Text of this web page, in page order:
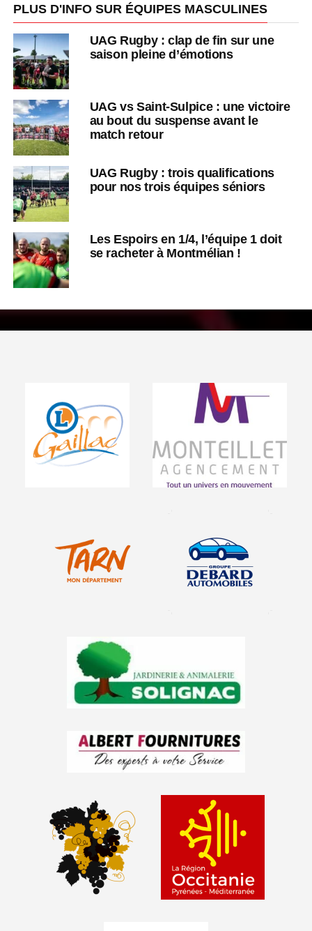
PLUS D'INFO SUR ÉQUIPES MASCULINES
UAG Rugby : clap de fin sur une
saison pleine d’émotions
UAG vs Saint-Sulpice : une victoire
au bout du suspense avant le
match retour
UAG Rugby : trois qualifications
pour nos trois équipes séniors
Les Espoirs en 1/4, l’équipe 1 doit
se racheter à Montmélian !